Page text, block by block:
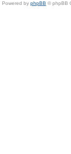
Powered by phpBB © phpBB